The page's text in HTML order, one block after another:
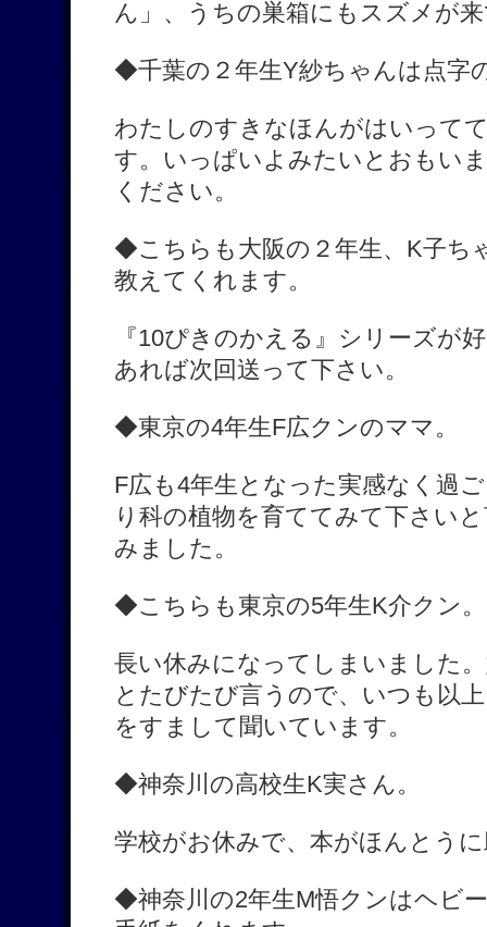
ん」、うちの巣箱にもスズメが
◆千葉の２年生Y紗ちゃんは点字
わたしのすきなほんがはいって
す。いっぱいよみたいとおもい
ください。
◆こちらも大阪の２年生、K子ち
教えてくれます。
『10ぴきのかえる』シリーズが
あれば次回送って下さい。
◆東京の4年生F広クンのママ。
F広も4年生となった実感なく過
り科の植物を育ててみて下さい
みました。
◆こちらも東京の5年生K介クン。
長い休みになってしまいました
とたびたび言うので、いつも以
をすまして聞いています。
◆神奈川の高校生K実さん。
学校がお休みで、本がほんとう
◆神奈川の2年生M悟クンはヘビ